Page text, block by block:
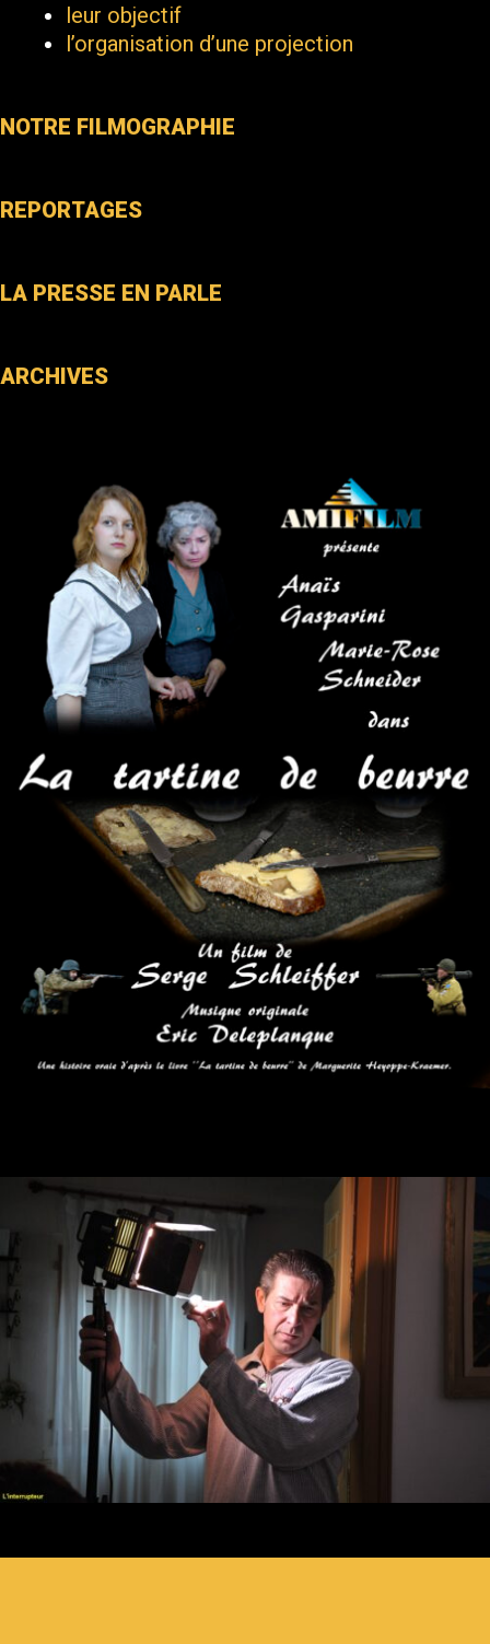
leur objectif
l’organisation d’une projection
NOTRE FILMOGRAPHIE
REPORTAGES
LA PRESSE EN PARLE
ARCHIVES